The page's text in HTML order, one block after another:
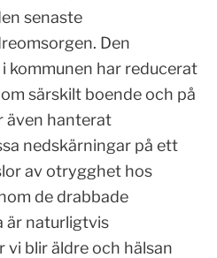
senaste
Den
kommunen har reducerat
särskilt boende och på
även hanterat
nedskärningar på ett
av otrygghet hos
de drabbade
är naturligtvis
vi blir äldre och hälsan